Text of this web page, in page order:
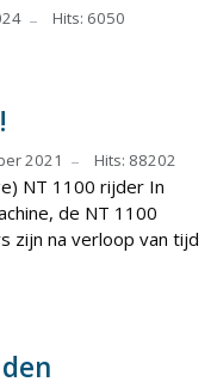
Hits: 6050
2021 Hits: 88202
NT 1100 rijder In
de NT 1100
zijn na verloop van tijd